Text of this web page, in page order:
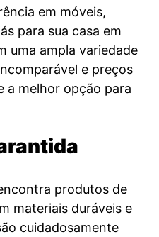
em móveis,
para sua casa em
uma ampla variedade
e preços
a melhor opção para
produtos de
materiais duráveis e
cuidadosamente